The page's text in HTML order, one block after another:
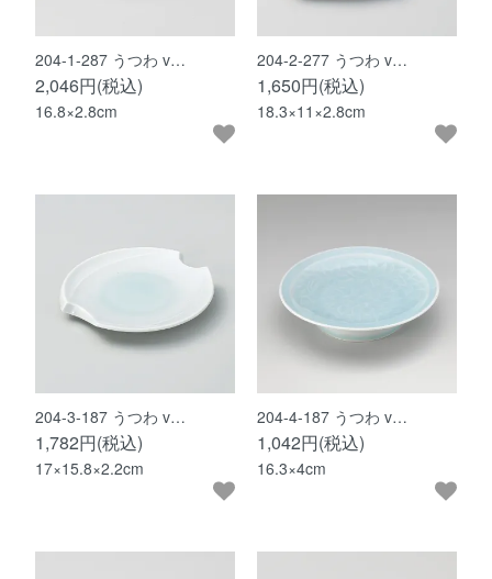
204-1-287 うつわ v…
2,046円(税込)
16.8×2.8cm
204-2-277 うつわ v…
1,650円(税込)
18.3×11×2.8cm
204-3-187 うつわ v…
1,782円(税込)
17×15.8×2.2cm
204-4-187 うつわ v…
1,042円(税込)
16.3×4cm